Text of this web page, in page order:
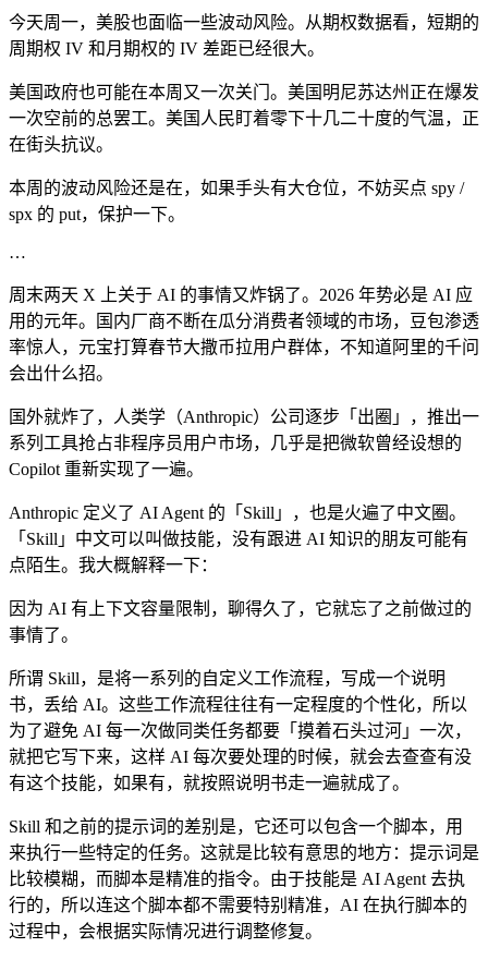
今天周一，美股也面临一些波动风险。从期权数据看，短期的
周期权 IV 和月期权的 IV 差距已经很大。
美国政府也可能在本周又一次关门。美国明尼苏达州正在爆发
一次空前的总罢工。美国人民盯着零下十几二十度的气温，正
在街头抗议。
本周的波动风险还是在，如果手头有大仓位，不妨买点 spy /
spx 的 put，保护一下。
…
周末两天 X 上关于 AI 的事情又炸锅了。2026 年势必是 AI 应
用的元年。国内厂商不断在瓜分消费者领域的市场，豆包渗透
率惊人，元宝打算春节大撒币拉用户群体，不知道阿里的千问
会出什么招。
国外就炸了，人类学（Anthropic）公司逐步「出圈」，推出一
系列工具抢占非程序员用户市场，几乎是把微软曾经设想的
Copilot 重新实现了一遍。
Anthropic 定义了 AI Agent 的「Skill」，也是火遍了中文圈。
「Skill」中文可以叫做技能，没有跟进 AI 知识的朋友可能有
点陌生。我大概解释一下：
因为 AI 有上下文容量限制，聊得久了，它就忘了之前做过的
事情了。
所谓 Skill，是将一系列的自定义工作流程，写成一个说明
书，丢给 AI。这些工作流程往往有一定程度的个性化，所以
为了避免 AI 每一次做同类任务都要「摸着石头过河」一次，
就把它写下来，这样 AI 每次要处理的时候，就会去查查有没
有这个技能，如果有，就按照说明书走一遍就成了。
Skill 和之前的提示词的差别是，它还可以包含一个脚本，用
来执行一些特定的任务。这就是比较有意思的地方：提示词是
比较模糊，而脚本是精准的指令。由于技能是 AI Agent 去执
行的，所以连这个脚本都不需要特别精准，AI 在执行脚本的
过程中，会根据实际情况进行调整修复。